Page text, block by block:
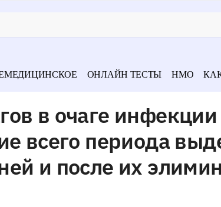
ОНЛАЙН ТЕСТЫ НМО
в очаге
всего периода
и после их